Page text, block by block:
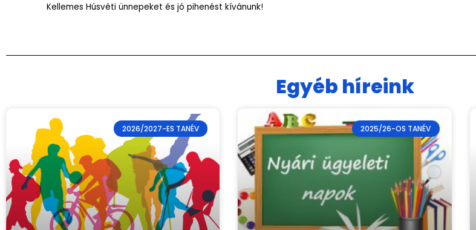
Kellemes Húsvéti ünnepeket és jó pihenést kívánunk!
Egyéb híreink
2026/2027-ES TANÉV 2025/26-OS TANÉV